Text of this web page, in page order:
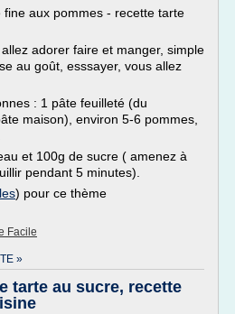
aux pommes - recette tarte
adorer faire et manger, simple
au goût, esssayer, vous allez
: 1 pâte feuilleté (du
maison), environ 5-6 pommes,
et 100g de sucre ( amenez à
pendant 5 minutes).
) pour ce thème
Facile
»
tarte au sucre, recette